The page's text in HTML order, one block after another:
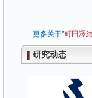
更多关于"町田澤
研究动态